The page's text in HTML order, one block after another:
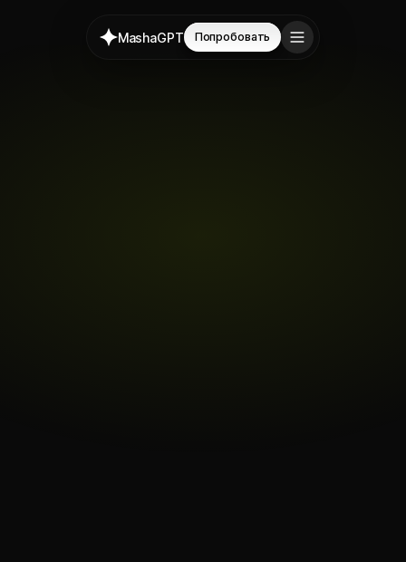
MashaGPT Попробовать